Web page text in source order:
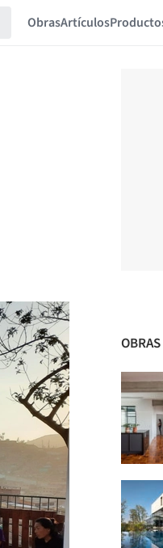
ObrasArtículos